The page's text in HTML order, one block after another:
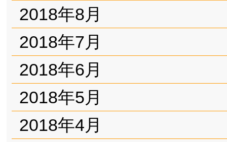
2018年8月
2018年7月
2018年6月
2018年5月
2018年4月